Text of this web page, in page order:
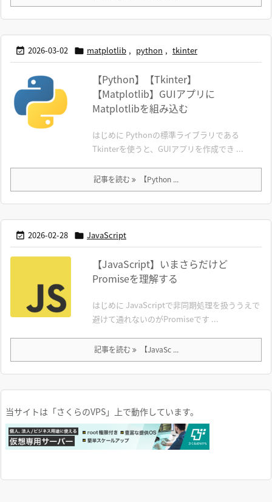
 2026-03-02  matplotlib , python , tkinter
【Python】【Tkinter】
【Matplotlib】GUIアプリに
Matplotlibを組み込む
はじめに Pythonの標準ライブラリである
Tkinterを使うと、GUIアプリを作成でき ...
記事を読む 【Python ...
 2026-02-28  JavaScript
【JavaScript】いまさらだけど
Promiseを理解する
はじめに JavaScriptで非同期処理を扱ううえで
避けて通れないのがPromiseです ...
記事を読む 【JavaSc ...
当サイトは「さくらのVPS」上で動作しています。